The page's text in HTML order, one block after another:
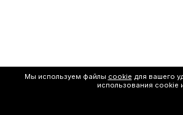
Мы используем файлы cookie для вашего
использования cookie